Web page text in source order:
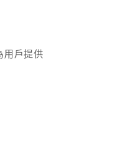
戶提供